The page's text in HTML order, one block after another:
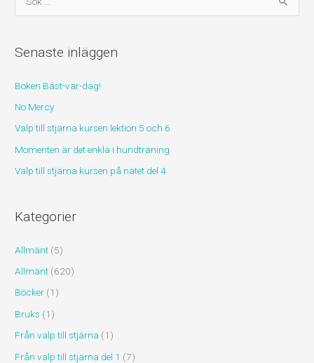
ö
e
t
e
r
:
Senaste inläggen
Boken Bäst-var-dag!
No Mercy
Valp till stjärna kursen lektion 5 och 6
Momenten är det enkla i hundträning
Valp till stjärna kursen på nätet del 4
Kategorier
Allmänt (5)
Allmänt (620)
Böcker (1)
Bruks (1)
Från valp till stjärna (1)
Från valp till stjärna del 1 (7)